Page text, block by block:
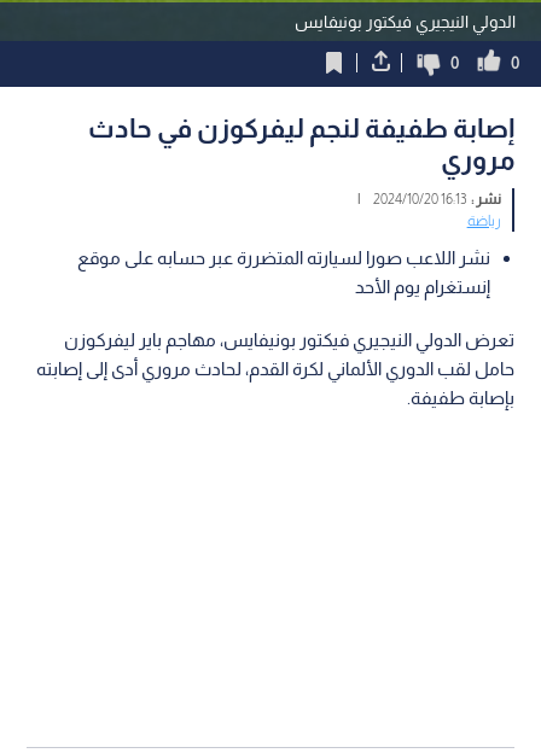
الدولي النيجيري فيكتور بونيفايس
0
0
إصابة طفيفة لنجم ليفركوزن في حادث
مروري
نشر :16:13 2024/10/20
|
رياضة
نشر اللاعب صورا لسيارته المتضررة عبر حسابه على موقع
إنستغرام يوم الأحد
تعرض الدولي النيجيري فيكتور بونيفايس، مهاجم باير ليفركوزن
حامل لقب الدوري الألماني لكرة القدم، لحادث مروري أدى إلى إصابته
بإصابة طفيفة.